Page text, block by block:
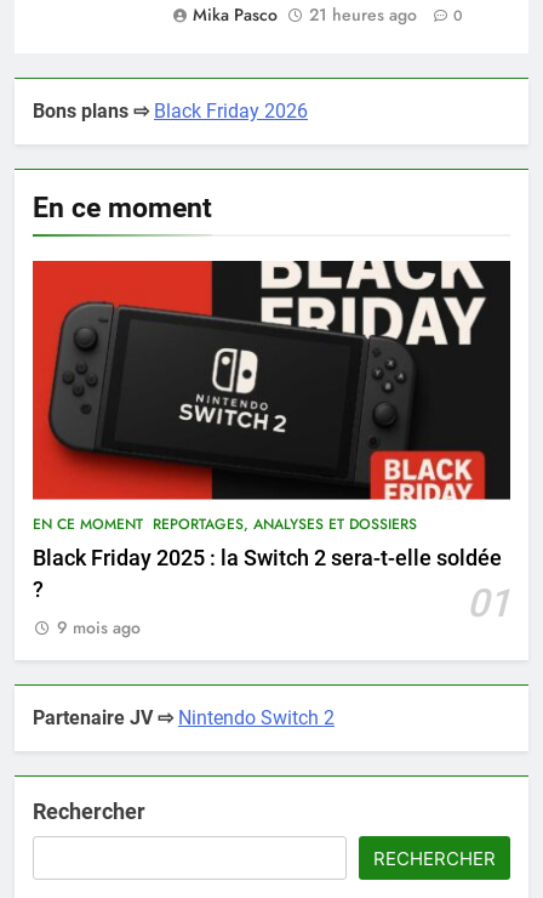
Mika Pasco
21 heures ago 0
Bons plans ⇨ Black Friday 2026
En ce moment
EN CE MOMENT REPORTAGES, ANALYSES ET DOSSIERS
Black Friday 2025 : la Switch 2 sera-t-elle soldée
?
01
9 mois ago
Partenaire JV ⇨ Nintendo Switch 2
Rechercher
RECHERCHER